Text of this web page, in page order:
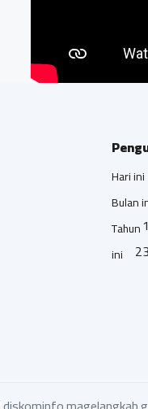
Hari ini
Bulan
Tahun
ini